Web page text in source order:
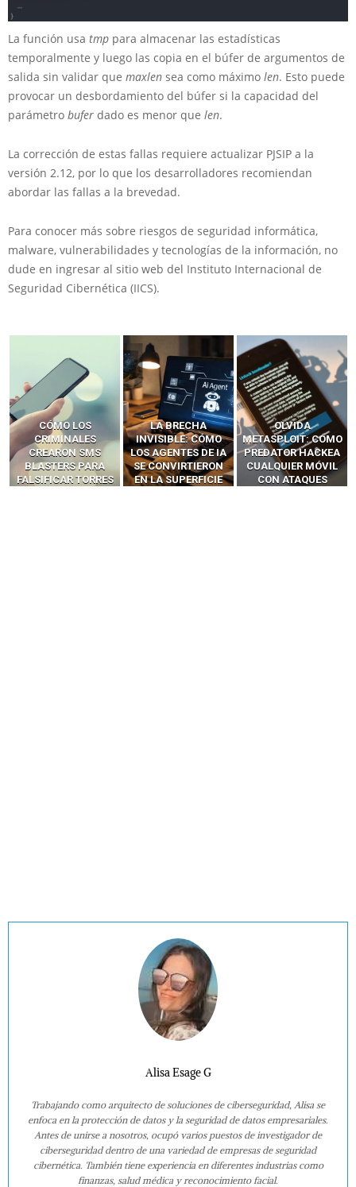
La función usa tmp para almacenar las estadísticas
temporalmente y luego las copia en el búfer de argumentos de
salida sin validar que maxlen sea como máximo len. Esto puede
provocar un desbordamiento del búfer si la capacidad del
parámetro bufer dado es menor que len.
La corrección de estas fallas requiere actualizar PJSIP a la
versión 2.12, por lo que los desarrolladores recomiendan
abordar las fallas a la brevedad.
Para conocer más sobre riesgos de seguridad informática,
malware, vulnerabilidades y tecnologías de la información, no
dude en ingresar al sitio web del Instituto Internacional de
Seguridad Cibernética (IICS).
LA BRECHA
INVISIBLE: CÓMO
LOS AGENTES DE IA
SE CONVIRTIERON
EN LA SUPERFICIE
OLVIDA
METASPLOIT: CÓMO
PREDATOR HACKEA
CUALQUIER MÓVIL
CON ATAQUES
CÓMO LOS HACKERS
INTERCEPTAN OTPS
Y LLAMADAS
MÓVILES SIN
‘HACKEAR’ — EL
Alisa Esage G
Trabajando como arquitecto de soluciones de ciberseguridad, Alisa se
enfoca en la protección de datos y la seguridad de datos empresariales.
Antes de unirse a nosotros, ocupó varios puestos de investigador de
ciberseguridad dentro de una variedad de empresas de seguridad
cibernética. También tiene experiencia en diferentes industrias como
finanzas, salud médica y reconocimiento facial.